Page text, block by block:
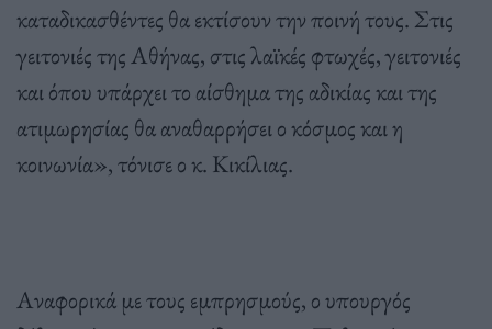
καταδικασθέντες θα εκτίσουν την ποινή τους. Στις
γειτονιές της Αθήνας, στις λαϊκές φτωχές, γειτονιές
και όπου υπάρχει το αίσθημα της αδικίας και της
ατιμωρησίας θα αναθαρρήσει ο κόσμος και η
κοινωνία», τόνισε ο κ. Κικίλιας.
Αναφορικά με τους εμπρησμούς, ο υπουργός